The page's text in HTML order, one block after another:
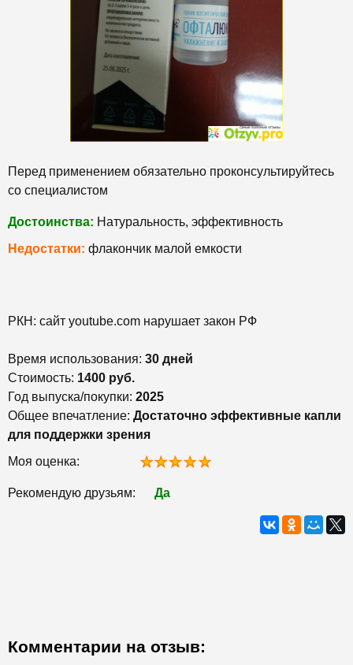
Перед применением обязательно проконсультируйтесь
со специалистом
Достоинства: Натуральность, эффективность
Недостатки: флакончик малой емкости
РКН: сайт youtube.com нарушает закон РФ
Время использования: 30 дней
Стоимость: 1400 руб.
Год выпуска/покупки: 2025
Общее впечатление: Достаточно эффективные капли
для поддержки зрения
Моя оценка:
Рекомендую друзьям: Да
Комментарии на отзыв: